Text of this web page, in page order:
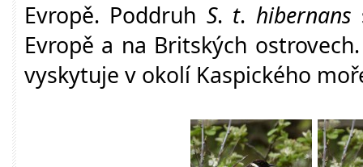
Evropě. Poddruh S. t. hibernans
Evropě a na Britských
vyskytuje v okolí Kaspického